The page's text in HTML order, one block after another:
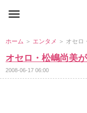
ホーム ＞ エンタメ ＞ オセロ
オセロ・松嶋尚美
2008-06-17 06:00